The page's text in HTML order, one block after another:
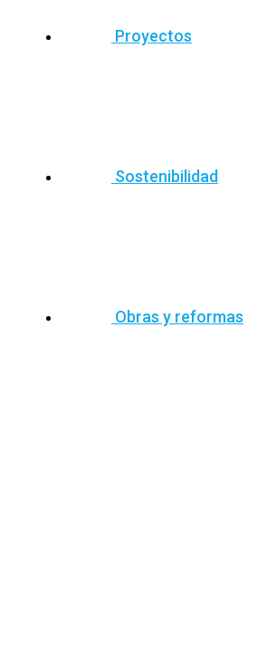
Proyectos
Sostenibilidad
Obras y reformas